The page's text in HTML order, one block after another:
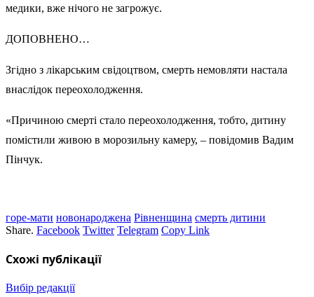
медики, вже нічого не загрожує.
ДОПОВНЕНО…
Згідно з лікарським свідоцтвом, смерть немовляти настала
внаслідок переохолодження.
«Причиною смерті стало переохолодження, тобто, дитину
помістили живою в морозильну камеру, – повідомив Вадим
Пінчук.
горе-мати новонароджена Рівненщина смерть дитини
Share. Facebook Twitter Telegram Copy Link
Схожі публікації
Вибір редакції